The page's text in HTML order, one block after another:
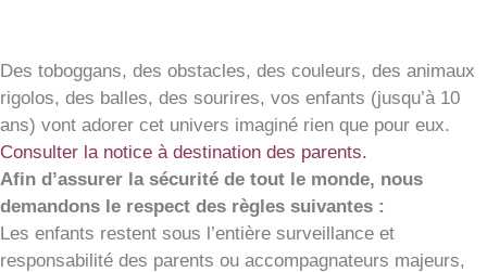
Des toboggans, des obstacles, des couleurs, des animaux
rigolos, des balles, des sourires, vos enfants (jusqu’à 10
ans) vont adorer cet univers imaginé rien que pour eux.
Consulter la notice à destination des parents.
Afin d’assurer la sécurité de tout le monde, nous
demandons le respect des règles suivantes :
Les enfants restent sous l’entière surveillance et
responsabilité des parents ou accompagnateurs majeurs,